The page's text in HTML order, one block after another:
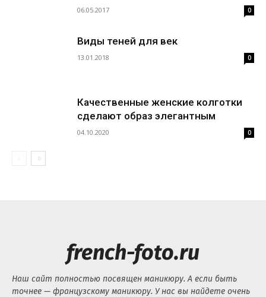
06.05.2017 0
Виды теней для век
13.01.2018 0
Качественные женские колготки
сделают образ элегантным
04.10.2020 0
french-foto.ru
Наш сайт полностью посвящен маникюру. А если быть
точнее — французскому маникюру. У нас вы найдете очень